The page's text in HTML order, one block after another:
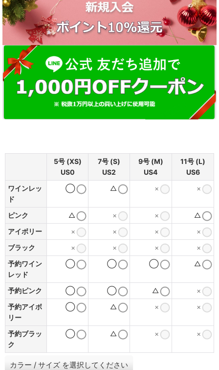
5号 (XS)
US0
7号 (S)
US2
9号 (M)
US4
11号 (L)
US6
ワインレッ
ド
◯ △ × ×
ピンク △ × ×
△
アイボリー
× × ×
×
ブラック
× × ×
×
予約ワイン
レッド
◯ ◯ ◯ △
予約ピンク ◯ ◯ △
×
予約アイボ
リー
◯ △ × ×
予約ブラッ
ク
◯ △ × ×
カラー / サイズ を選択してください